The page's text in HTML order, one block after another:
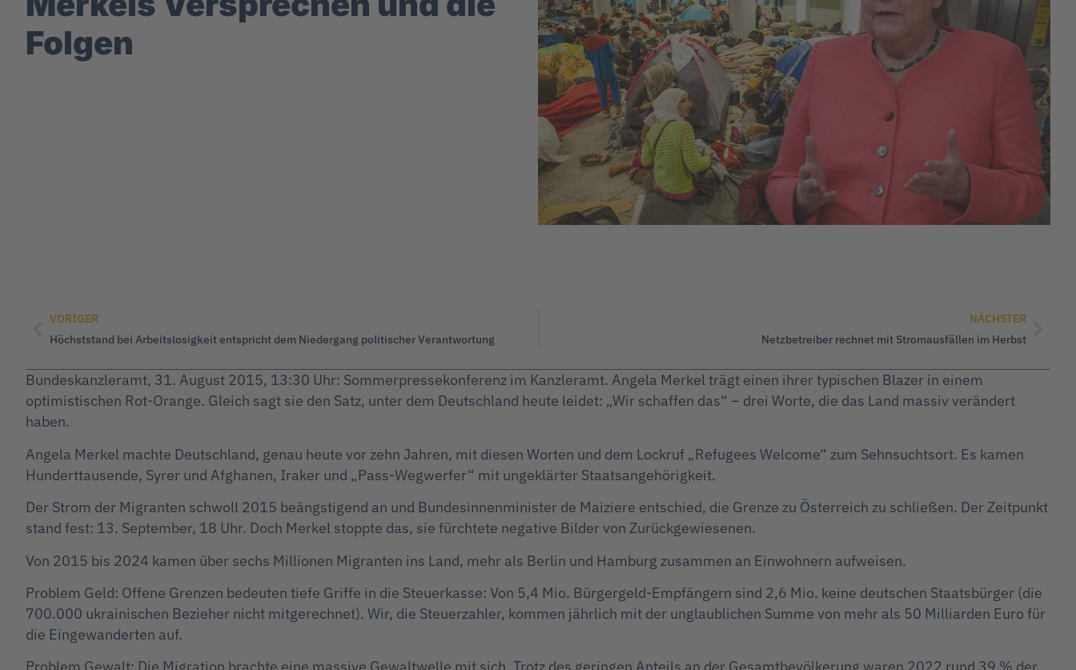
Folgen
VORIGER
Höchststand bei Arbeitslosigkeit entspricht dem Niedergang politischer Verantwortung
NÄCHSTER
Netzbetreiber rechnet mit Stromausfällen im Herbst
Bundeskanzleramt, 31. August 2015, 13:30 Uhr: Sommerpressekonferenz im Kanzleramt. Angela Merkel trägt einen ihrer typischen Blazer in einem
optimistischen Rot-Orange. Gleich sagt sie den Satz, unter dem Deutschland heute leidet: „Wir schaffen das“ – drei Worte, die das Land massiv verändert
haben.
Angela Merkel machte Deutschland, genau heute vor zehn Jahren, mit diesen Worten und dem Lockruf „Refugees Welcome“ zum Sehnsuchtsort. Es kamen
Hunderttausende, Syrer und Afghanen, Iraker und „Pass-Wegwerfer“ mit ungeklärter Staatsangehörigkeit.
Der Strom der Migranten schwoll 2015 beängstigend an und Bundesinnenminister de Maiziere entschied, die Grenze zu Österreich zu schließen. Der Zeitpunkt
stand fest: 13. September, 18 Uhr. Doch Merkel stoppte das, sie fürchtete negative Bilder von Zurückgewiesenen.
Von 2015 bis 2024 kamen über sechs Millionen Migranten ins Land, mehr als Berlin und Hamburg zusammen an Einwohnern aufweisen.
Problem Geld: Offene Grenzen bedeuten tiefe Griffe in die Steuerkasse: Von 5,4 Mio. Bürgergeld-Empfängern sind 2,6 Mio. keine deutschen Staatsbürger (die
700.000 ukrainischen Bezieher nicht mitgerechnet). Wir, die Steuerzahler, kommen jährlich mit der unglaublichen Summe von mehr als 50 Milliarden Euro für
die Eingewanderten auf.